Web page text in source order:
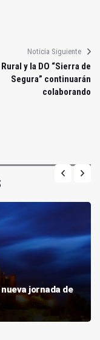
Noticia Siguiente
Rural y la DO “Sierra de
Segura” continuarán
colaborando
jornada de